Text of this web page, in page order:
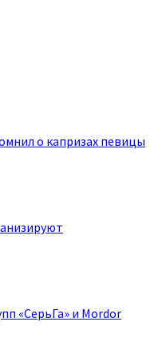
о капризах певицы
«СерьГа» и Mordor